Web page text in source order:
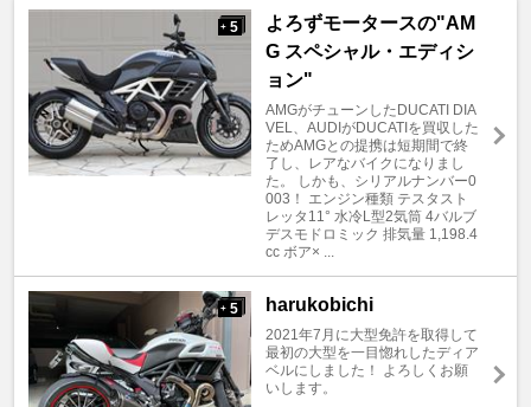
+ 5
よろずモータースの"AM
G スペシャル・エディシ
ョン"
AMGがチューンしたDUCATI DIA
VEL、AUDIがDUCATIを買収した
ためAMGとの提携は短期間で終
了し、レアなバイクになりまし
た。 しかも、シリアルナンバー0
003！ エンジン種類 テスタスト
レッタ11° 水冷L型2気筒 4バルブ
デスモドロミック 排気量 1,198.4
cc ボア× ...
+ 5 harukobichi
2021年7月に大型免許を取得して
最初の大型を一目惚れしたディア
ベルにしました！ よろしくお願
いします。